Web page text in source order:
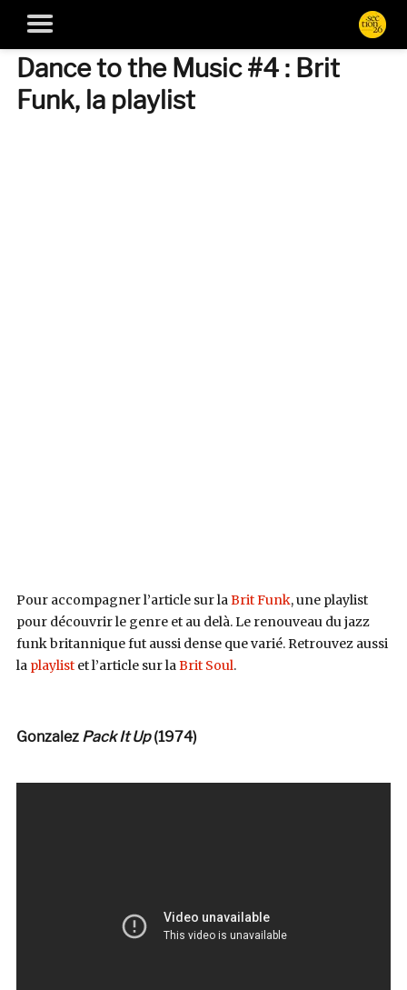
Dance to the Music #4 : Brit
Funk, la playlist
Pour accompagner l’article sur laBrit Funk, une playlist
pour découvrir le genre et au delà. Le renouveau du jazz
funk britannique fut aussi dense que varié. Retrouvez aussi
la playlistet l’article sur laBrit Soul.
Gonzalez Pack It Up(1974)